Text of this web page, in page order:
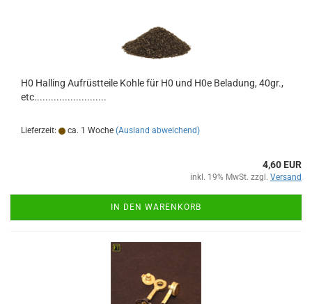
H0 Halling Aufrüstteile Kohle für H0 und H0e Beladung, 40gr.,
etc..........................
Lieferzeit: ca. 1 Woche (Ausland abweichend)
4,60 EUR
inkl. 19% MwSt. zzgl. Versand
IN DEN WARENKORB